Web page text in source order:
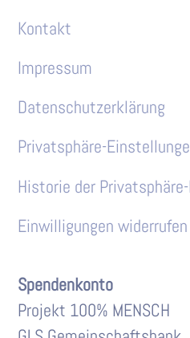
Kontakt
Impressum
Datenschutzerklärung
Privatsphäre-
Historie der
Einwilligungen widerrufen
Spendenkonto
Projekt 100% MENSCH